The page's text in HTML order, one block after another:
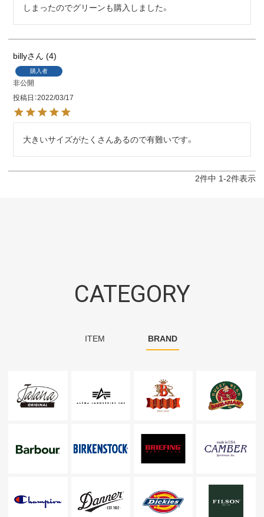
しまったのでグリーンも購入しました。
billy 4
購入者
非公開
投稿日 2022/03/17
大きいサイズがたくさんあるので有難いです。
2件中 1-2件表示
CATEGORY
ITEM BRAND